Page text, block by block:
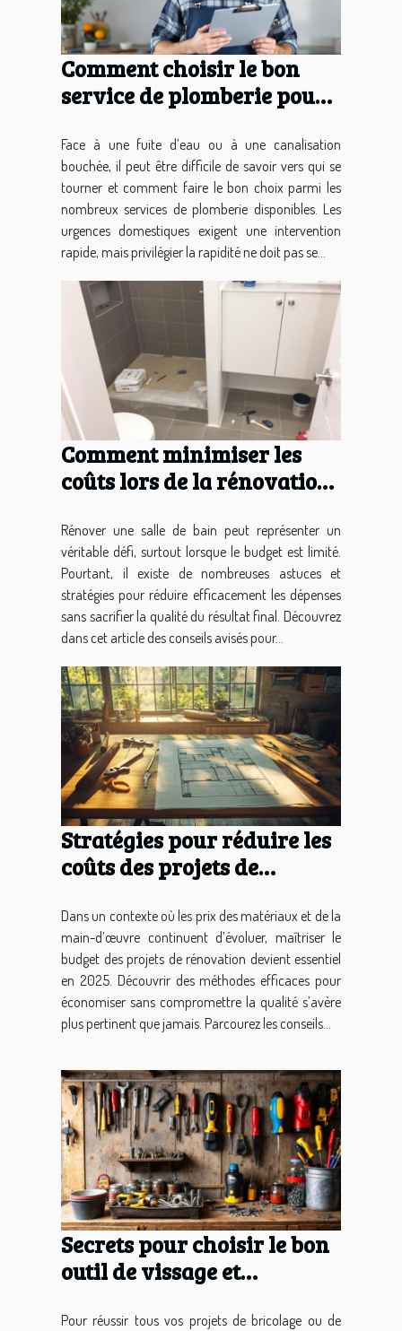
Comment choisir le bon
service de plomberie pour
Face à une fuite d’eau ou à une canalisation
bouchée, il peut être difficile de savoir vers qui se
tourner et comment faire le bon choix parmi les
nombreux services de plomberie disponibles. Les
urgences domestiques exigent une intervention
rapide, mais privilégier la rapidité ne doit pas se...
Comment minimiser les
coûts lors de la rénovation
Rénover une salle de bain peut représenter un
véritable défi, surtout lorsque le budget est limité.
Pourtant, il existe de nombreuses astuces et
stratégies pour réduire efficacement les dépenses
sans sacrifier la qualité du résultat final. Découvrez
dans cet article des conseils avisés pour...
Stratégies pour réduire les
coûts des projets de
Dans un contexte où les prix des matériaux et de la
main-d’œuvre continuent d’évoluer, maîtriser le
budget des projets de rénovation devient essentiel
en 2025. Découvrir des méthodes efficaces pour
économiser sans compromettre la qualité s’avère
plus pertinent que jamais. Parcourez les conseils...
Secrets pour choisir le bon
outil de vissage et
Pour réussir tous vos projets de bricolage ou de